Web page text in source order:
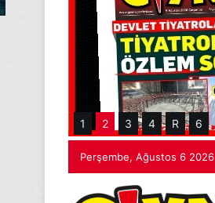
1 2 3 4 R 6
Perşembe, Ağustos 6 2026